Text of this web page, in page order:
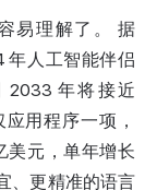
易理解了。 据
年人工智能伴侣
2033 年将接近
应用程序一项 ，
美元 ，单年增长
、更精准的语言